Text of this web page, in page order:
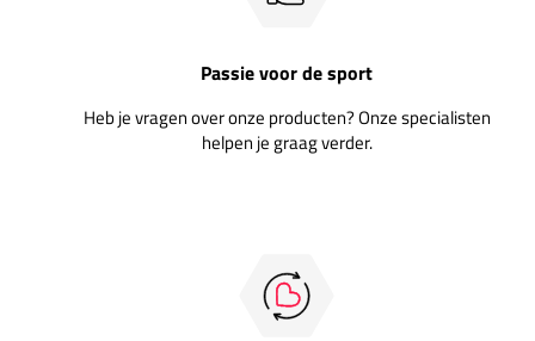
Passie voor de sport
Heb je vragen over onze producten? Onze specialisten
helpen je graag verder.